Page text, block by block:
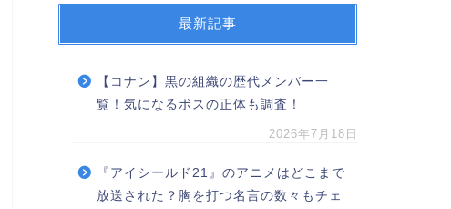
最新記事
【コナン】黒の組織の歴代メンバー一
覧！気になるボスの正体も調査！
2026年7月18日
『アイシールド21』のアニメはどこまで
放送された？胸を打つ名言の数々もチェ